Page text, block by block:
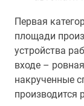
Первая
площади
устройства
входе –
накрученные